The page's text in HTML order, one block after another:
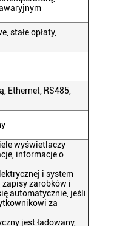
stałe opłaty,
Ethernet, RS485,
wyświetlaczy
informacje o
i system
zarobków i
automatycznie, jeśli
za
jest ładowany,